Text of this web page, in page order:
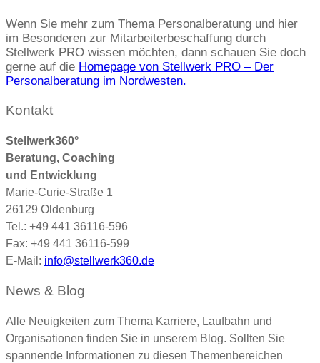
Wenn Sie mehr zum Thema Personalberatung und hier
im Besonderen zur Mitarbeiterbeschaffung durch
Stellwerk PRO wissen möchten, dann schauen Sie doch
gerne auf die Homepage von Stellwerk PRO – Der
Personalberatung im Nordwesten.
Kontakt
Stellwerk360°
Beratung, Coaching
und Entwicklung
Marie-Curie-Straße 1
26129 Oldenburg
Tel.: +49 441 36116-596
Fax: +49 441 36116-599
E-Mail: info@stellwerk360.de
News & Blog
Alle Neuigkeiten zum Thema Karriere, Laufbahn und
Organisationen finden Sie in unserem Blog. Sollten Sie
spannende Informationen zu diesen Themenbereichen